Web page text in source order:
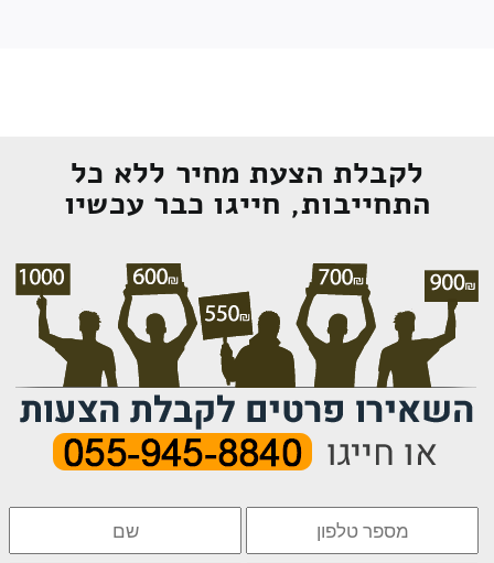
לקבלת הצעת מחיר ללא כל
התחייבות, חייגו כבר עכשיו